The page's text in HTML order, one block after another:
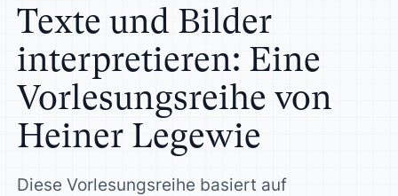
Texte und Bilder
interpretieren: Eine
Vorlesungsreihe von
Heiner Legewie
Diese Vorlesungsreihe basiert auf